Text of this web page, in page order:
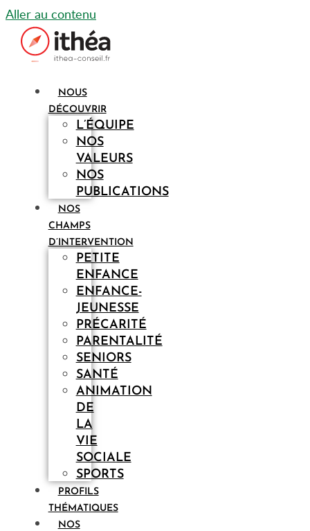
Aller au contenu
NOUS
DÉCOUVRIR
L’ÉQUIPE
NOS
VALEURS
NOS
PUBLICATIONS
NOS
CHAMPS
D’INTERVENTION
PETITE
ENFANCE
ENFANCE-
JEUNESSE
PRÉCARITÉ
PARENTALITÉ
SENIORS
SANTÉ
ANIMATION
DE
LA
VIE
SOCIALE
SPORTS
PROFILS
THÉMATIQUES
NOS